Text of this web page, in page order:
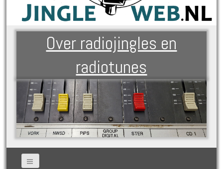
Over radiojingles en
radiotunes